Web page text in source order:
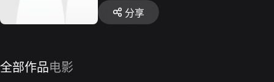
分享
全部作品电影